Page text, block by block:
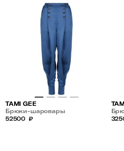
TAMI GEE
Брюки-шаровары
52500 ₽